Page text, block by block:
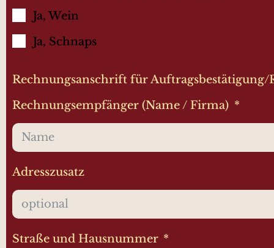
Ja, Wein
Ja, Schnaps
Rechnungsanschrift für Auftragsbestätigung/
Rechnungsempfänger (Name / Firma)
Adresszusatz
Straße und Hausnummer